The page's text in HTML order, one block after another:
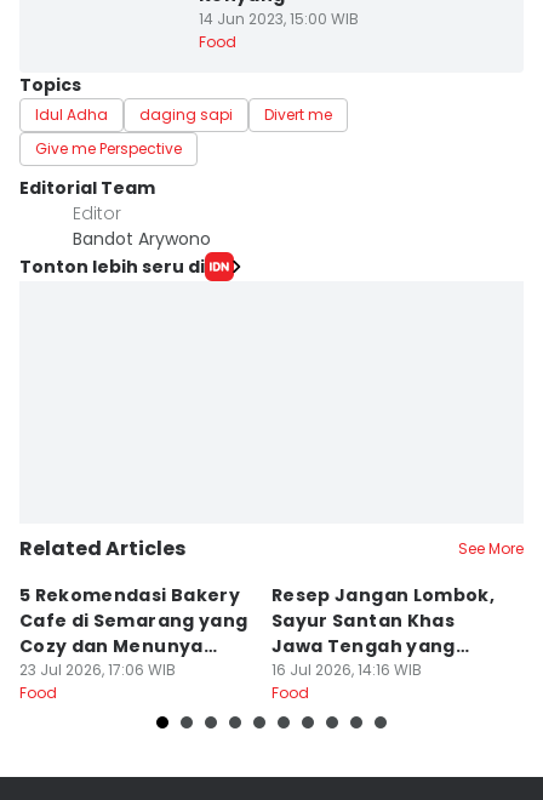
14 Jun 2023, 15:00 WIB
Food
Topics
Idul Adha daging sapi
Divert me
Give me Perspective
Editorial Team
Editor
Bandot Arywono
Tonton lebih seru di
Related Articles See More
5 Rekomendasi Bakery
Cafe di Semarang yang
Cozy dan Menunya
Yummy
23 Jul 2026, 17:06 WIB
Food
Resep Jangan Lombok,
Sayur Santan Khas
Jawa Tengah yang
Gurih Nikmat!
16 Jul 2026, 14:16 WIB
Food